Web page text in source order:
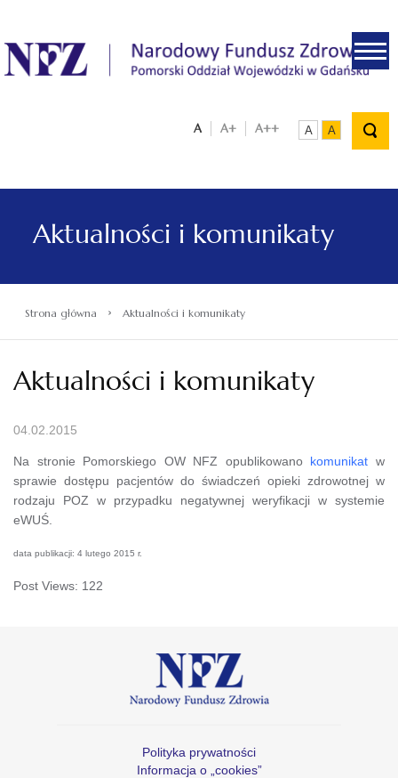
.
A A+ A++ A A
Aktualności i komunikaty
Strona główna › Aktualności i komunikaty
Aktualności i komunikaty
04.02.2015
Na stronie Pomorskiego OW NFZ opublikowano komunikat w
sprawie dostępu pacjentów do świadczeń opieki zdrowotnej w
rodzaju POZ w przypadku negatywnej weryfikacji w systemie
eWUŚ.
data publikacji: 4 lutego 2015 r.
Post Views: 122
Polityka prywatności
Informacja o „cookies”